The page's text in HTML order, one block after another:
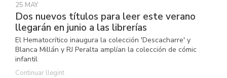
25 MAY
Dos nuevos títulos para leer este verano
llegarán en junio a las librerías
El Hematocrítico inaugura la colección 'Descacharre' y
Blanca Millán y RJ Peralta amplían la colección de cómic
infantil
Continuar llegint